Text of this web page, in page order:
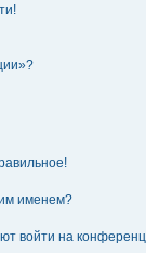
именем?
войти на